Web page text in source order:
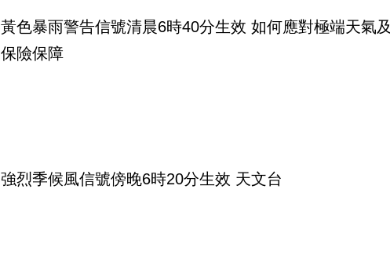
黃色暴雨警告信號清晨6時40分生效 如何應對極端天氣及
保險保障
強烈季候風信號傍晚6時20分生效 天文台